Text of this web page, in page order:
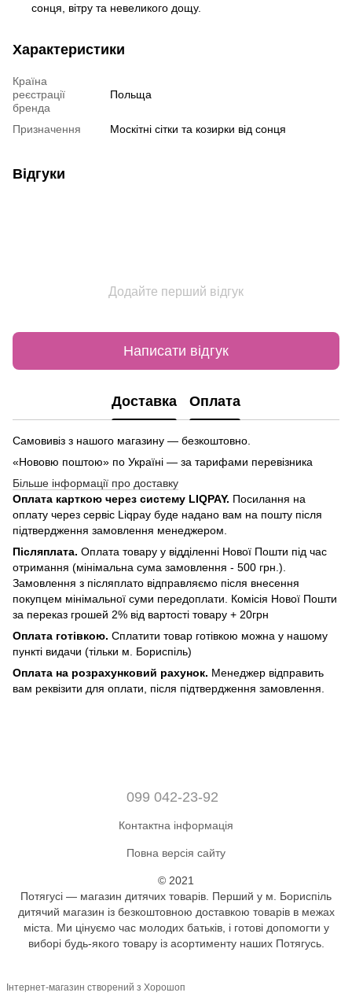
сонця, вітру та невеликого дощу.
Характеристики
Країна
реєстрації
бренда
Польща
Призначення Москітні сітки та козирки від сонця
Відгуки
Додайте перший відгук
Написати відгук
Доставка Оплата
Самовивіз з нашого магазину — безкоштовно.
«Нововю поштою» по Україні — за тарифами перевізника
Більше інформації про доставку
Оплата карткою через систему LIQPAY. Посилання на
оплату через сервіс Liqpay буде надано вам на пошту після
підтвердження замовлення менеджером.
Післяплата. Оплата товару у відділенні Нової Пошти під час
отримання (мінімальна сума замовлення - 500 грн.).
Замовлення з післяплато відправляємо після внесення
покупцем мінімальної суми передоплати. Комісія Нової Пошти
за переказ грошей 2% від вартості товару + 20грн
Оплата готівкою. Сплатити товар готівкою можна у нашому
пункті видачи (тільки м. Бориспіль)
Оплата на розрахунковий рахунок. Менеджер відправить
вам реквізити для оплати, після підтвердження замовлення.
099 042-23-92
Контактна інформація
Повна версія сайту
© 2021
Потягусі — магазин дитячих товарів. Перший у м. Бориспіль
дитячий магазин із безкоштовною доставкою товарів в межах
міста. Ми цінуємо час молодих батьків, і готові допомогти у
виборі будь-якого товару із асортименту наших Потягусь.
Інтернет-магазин створений з Хорошоп